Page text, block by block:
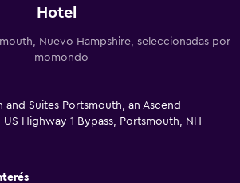
Hotel
Nuevo Hampshire, seleccionadas por
momondo
Suites Portsmouth, an Ascend
Highway 1 Bypass, Portsmouth, NH